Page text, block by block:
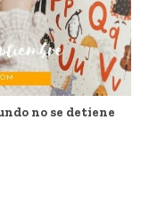
no se detiene